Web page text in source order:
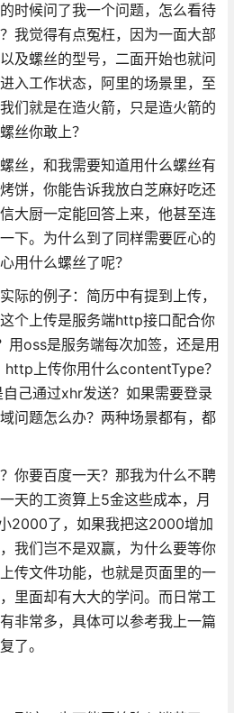
时候问了我一个问题，怎么看待
我觉得有点冤枉，因为一面大部
及螺丝的型号，二面开始也就问
入工作状态，阿里的场景里，至
们就是在造火箭，只是造火箭的
丝你敢上？
丝，和我需要知道用什么螺丝有
饼，你能告诉我放白芝麻好吃还
大厨一定能回答上来，他甚至连
下。为什么到了同样需要匠心的
用什么螺丝了呢？
际的例子：简历中有提到上传，
个上传是服务端http接口配合你
用oss是服务端每次加签，还是用
上传你用什么contentType？
己通过xhr发送？如果需要登录
问题怎么办？两种场景都有，都
你要百度一天？那我为什么不聘
天的工资算上5金这些成本，月
2000了，如果我把这2000增加
我们岂不是双赢，为什么要等你
传文件功能，也就是页面里的一
里面却有大大的学问。而日常工
非常多，具体可以参考我上一篇
了。